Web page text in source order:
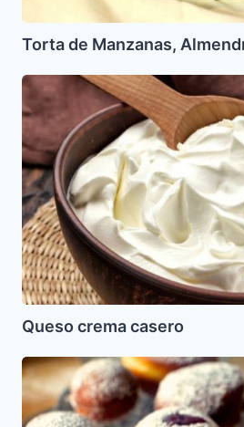
Torta de Manzanas,
Queso
crema
casero
Queso crema casero
Sufganiyot
sin
Gluten